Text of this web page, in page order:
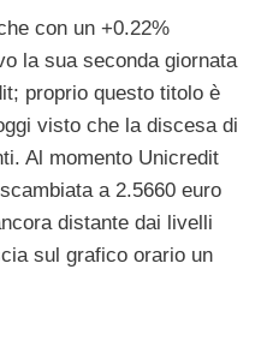
con un +0.22%
la sua seconda giornata
proprio questo titolo è
visto che la discesa di
Al momento Unicredit
a 2.5660 euro
distante dai livelli
sul grafico orario un